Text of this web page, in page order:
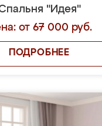
"Идея"
от 67 000 руб.
ПОДРОБНЕЕ